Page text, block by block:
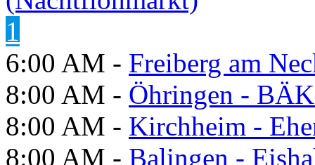
1
6:00 AM - Freiberg am
8:00 AM - Öhringen -
8:00 AM - Kirchheim -
8:00 AM - Balingen -